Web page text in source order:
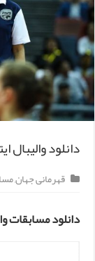
دانلود والیبال
قهرمانی جهان,
دانلود مسابقات